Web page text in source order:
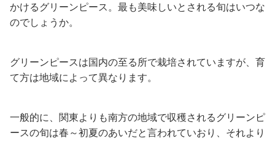
かけるグリーンピース。最も美味しいとされる旬はいつな
のでしょうか。
グリーンピースは国内の至る所で栽培されていますが、育
て方は地域によって異なります。
一般的に、関東よりも南方の地域で収穫されるグリーンピ
ースの旬は春～初夏のあいだと言われていおり、それより